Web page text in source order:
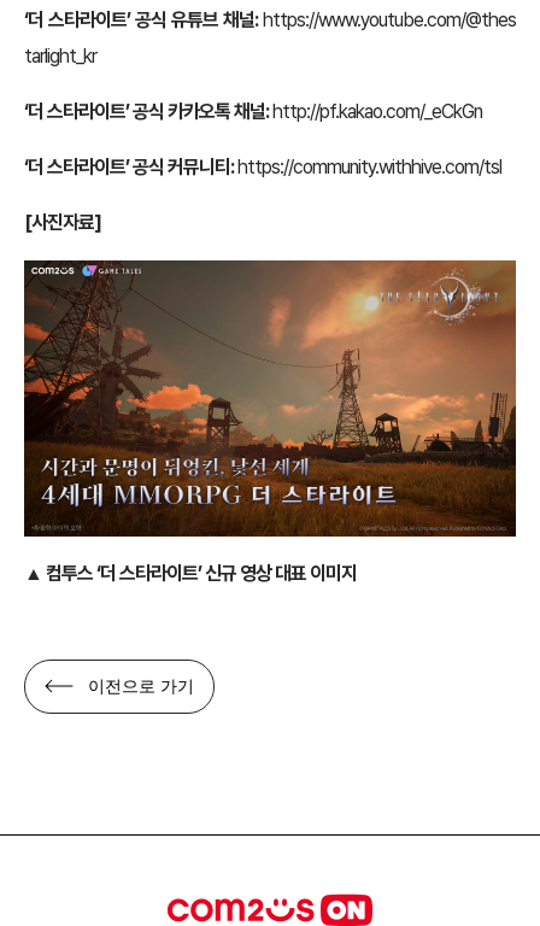
‘더 스타라이트’ 공식 유튜브 채널:https://www.youtube.com/@thes
tarlight_kr
‘더 스타라이트’ 공식 카카오톡 채널:http://pf.kakao.com/_eCkGn
‘더 스타라이트’ 공식 커뮤니티:https://community.withhive.com/tsl
[사진자료]
▲ 컴투스 ‘더 스타라이트’신규 영상 대표 이미지
이전으로 가기